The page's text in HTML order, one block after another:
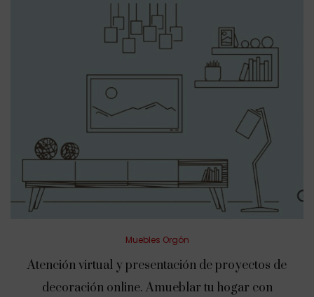
Posted
Muebles Orgón
Atención virtual y presentación de proyectos de
decoración online. Amueblar tu hogar con